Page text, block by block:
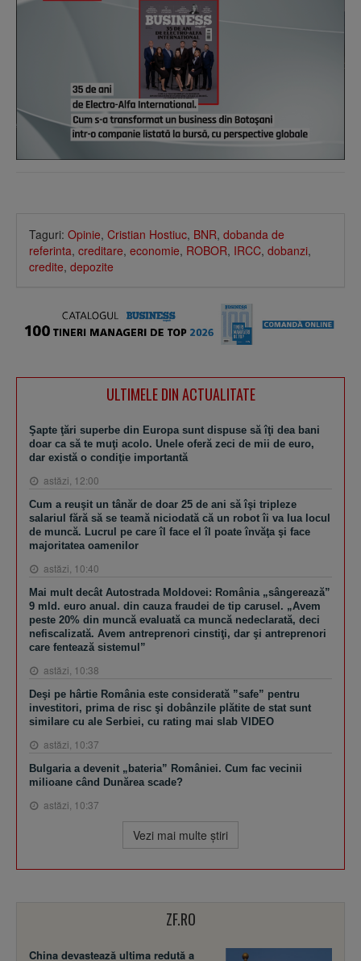
Taguri: Opinie, Cristian Hostiuc, BNR, dobanda de
referinta, creditare, economie, ROBOR, IRCC, dobanzi,
credite, depozite
ULTIMELE DIN ACTUALITATE
Şapte ţări superbe din Europa sunt dispuse să îţi dea bani
doar ca să te muţi acolo. Unele oferă zeci de mii de euro,
dar există o condiţie importantă
astăzi, 12:00
Cum a reuşit un tânăr de doar 25 de ani să îşi tripleze
salariul fără să se teamă niciodată că un robot îi va lua locul
de muncă. Lucrul pe care îl face el îl poate învăţa şi face
majoritatea oamenilor
astăzi, 10:40
Mai mult decât Autostrada Moldovei: România „sângerează”
9 mld. euro anual. din cauza fraudei de tip carusel. „Avem
peste 20% din muncă evaluată ca muncă nedeclarată, deci
nefiscalizată. Avem antreprenori cinstiţi, dar şi antreprenori
care fentează sistemul”
astăzi, 10:38
Deşi pe hârtie România este considerată ”safe” pentru
investitori, prima de risc şi dobânzile plătite de stat sunt
similare cu ale Serbiei, cu rating mai slab VIDEO
astăzi, 10:37
Bulgaria a devenit „bateria” României. Cum fac vecinii
milioane când Dunărea scade?
astăzi, 10:37
Vezi mai multe ştiri
ZF.RO
China devastează ultima redută a